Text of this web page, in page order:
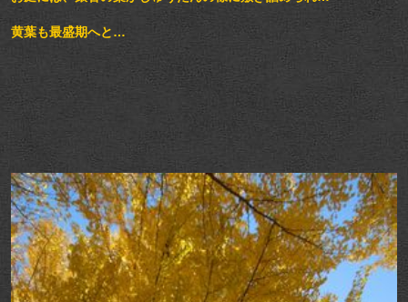
黄葉も最盛期へと…